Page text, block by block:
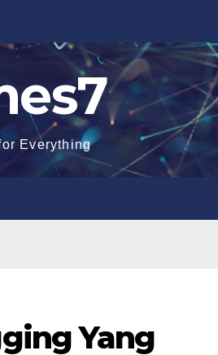
Everything
Yang